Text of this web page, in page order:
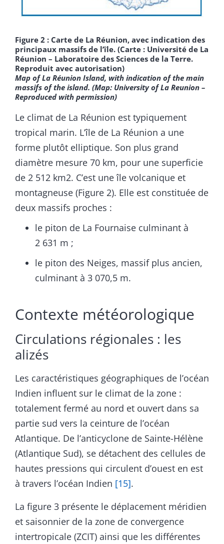
Figure 2 : Carte de La Réunion, avec indication des
principaux massifs de l’île. (Carte : Université de La
Réunion – Laboratoire des Sciences de la Terre.
Reproduit avec autorisation)
Map of La Réunion Island, with indication of the main
massifs of the island. (Map: University of La Reunion –
Reproduced with permission)
Le climat de La Réunion est typiquement
tropical marin. L’île de La Réunion a une
forme plutôt elliptique. Son plus grand
diamètre mesure 70 km, pour une superficie
de 2 512 km2. C’est une île volcanique et
montagneuse (Figure 2). Elle est constituée de
deux massifs proches :
le piton de La Fournaise culminant à
2 631 m ;
le piton des Neiges, massif plus ancien,
culminant à 3 070,5 m.
Contexte météorologique
Circulations régionales : les
alizés
Les caractéristiques géographiques de l’océan
Indien influent sur le climat de la zone :
totalement fermé au nord et ouvert dans sa
partie sud vers la ceinture de l’océan
Atlantique. De l’anticyclone de Sainte-Hélène
(Atlantique Sud), se détachent des cellules de
hautes pressions qui circulent d’ouest en est
à travers l’océan Indien [15].
La figure 3 présente le déplacement méridien
et saisonnier de la zone de convergence
intertropicale (ZCIT) ainsi que les différentes